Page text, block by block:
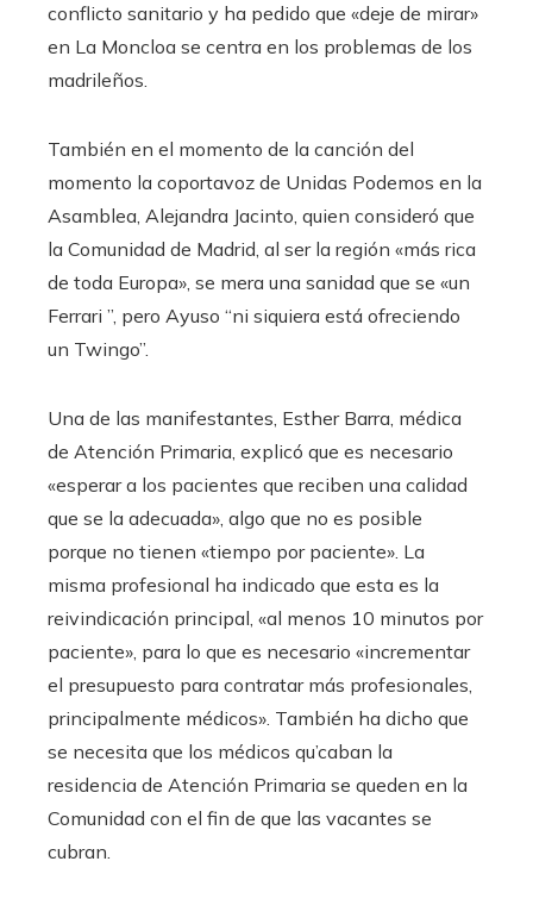
conflicto sanitario y ha pedido que «deje de mirar»
en La Moncloa se centra en los problemas de los
madrileños.
También en el momento de la canción del
momento la coportavoz de Unidas Podemos en la
Asamblea, Alejandra Jacinto, quien consideró que
la Comunidad de Madrid, al ser la región «más rica
de toda Europa», se mera una sanidad que se «un
Ferrari ”, pero Ayuso “ni siquiera está ofreciendo
un Twingo”.
Una de las manifestantes, Esther Barra, médica
de Atención Primaria, explicó que es necesario
«esperar a los pacientes que reciben una calidad
que se la adecuada», algo que no es posible
porque no tienen «tiempo por paciente». La
misma profesional ha indicado que esta es la
reivindicación principal, «al menos 10 minutos por
paciente», para lo que es necesario «incrementar
el presupuesto para contratar más profesionales,
principalmente médicos». También ha dicho que
se necesita que los médicos qu’caban la
residencia de Atención Primaria se queden en la
Comunidad con el fin de que las vacantes se
cubran.